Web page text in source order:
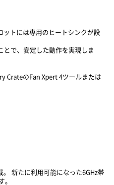
ットには専用のヒートシンクが設
とで、安定した動作を実現しま
CrateのFan Xpert 4ツールまたは
新たに利用可能になった6GHz帯
。